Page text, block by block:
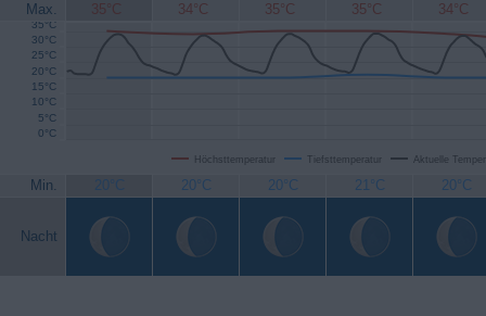
Max. 35°C 34°C 35°C 35°C 34°C
Höchsttemperatur Tiefsttemperatur Aktuelle
0°C
5°C
10°C
15°C
20°C
25°C
30°C
35°C
Min. 20°C 20°C 20°C 21°C 20°C
Nacht